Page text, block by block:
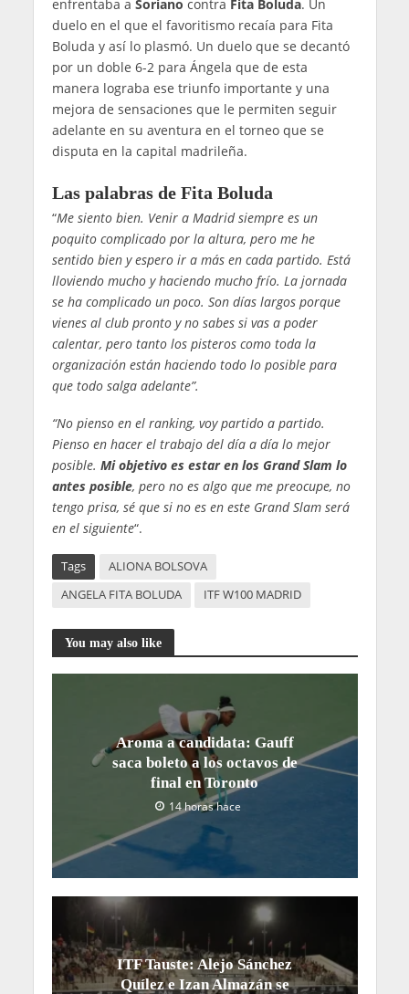
enfrentaba a Soriano contra Fita Boluda. Un
duelo en el que el favoritismo recaía para Fita
Boluda y así lo plasmó. Un duelo que se decantó
por un doble 6-2 para Ángela que de esta
manera lograba ese triunfo importante y una
mejora de sensaciones que le permiten seguir
adelante en su aventura en el torneo que se
disputa en la capital madrileña.
Las palabras de Fita Boluda
“Me siento bien. Venir a Madrid siempre es un
poquito complicado por la altura, pero me he
sentido bien y espero ir a más en cada partido. Está
lloviendo mucho y haciendo mucho frío. La jornada
se ha complicado un poco. Son días largos porque
vienes al club pronto y no sabes si vas a poder
calentar, pero tanto los pisteros como toda la
organización están haciendo todo lo posible para
que todo salga adelante”.
“No pienso en el ranking, voy partido a partido.
Pienso en hacer el trabajo del día a día lo mejor
posible. Mi objetivo es estar en los Grand Slam lo
antes posible, pero no es algo que me preocupe, no
tengo prisa, sé que si no es en este Grand Slam será
en el siguiente“.
Tags
ALIONA BOLSOVA
ANGELA FITA BOLUDA
ITF W100 MADRID
You may also like
Aroma a candidata: Gauff
saca boleto a los octavos de
final en Toronto
14 horas hace
ITF Tauste: Alejo Sánchez
Quílez e Izan Almazán se